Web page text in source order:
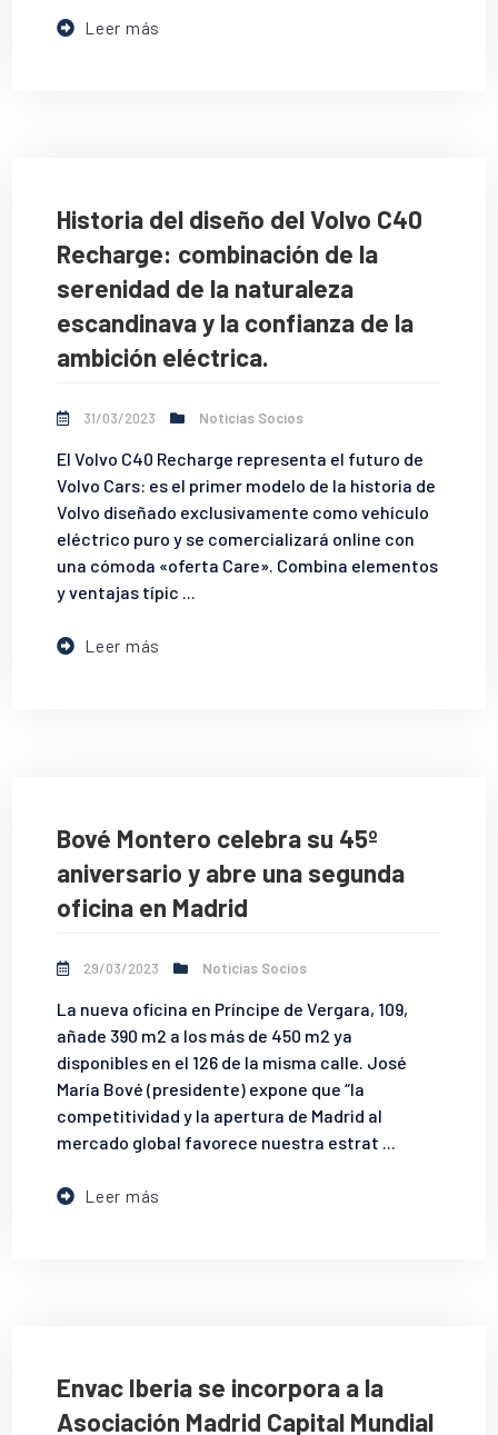
Leer más
Historia del diseño del Volvo C40
Recharge: combinación de la
serenidad de la naturaleza
escandinava y la confianza de la
ambición eléctrica.
31/03/2023 Noticias Socios
El Volvo C40 Recharge representa el futuro de
Volvo Cars: es el primer modelo de la historia de
Volvo diseñado exclusivamente como vehículo
eléctrico puro y se comercializará online con
una cómoda «oferta Care». Combina elementos
y ventajas típic ...
Leer más
Bové Montero celebra su 45º
aniversario y abre una segunda
oficina en Madrid
29/03/2023 Noticias Socios
La nueva oficina en Príncipe de Vergara, 109,
añade 390 m2 a los más de 450 m2 ya
disponibles en el 126 de la misma calle. José
María Bové (presidente) expone que “la
competitividad y la apertura de Madrid al
mercado global favorece nuestra estrat ...
Leer más
Envac Iberia se incorpora a la
Asociación Madrid Capital Mundial